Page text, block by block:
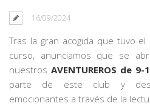
16/09/2024
Tras la gran acogida que tuvo el
curso, anunciamos que se
nuestrosAVENTUREROS de
parte de este club y
emocionantes a través de la